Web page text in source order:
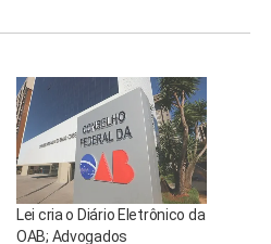
Lei cria o Diário Eletrônico da
OAB; Advogados